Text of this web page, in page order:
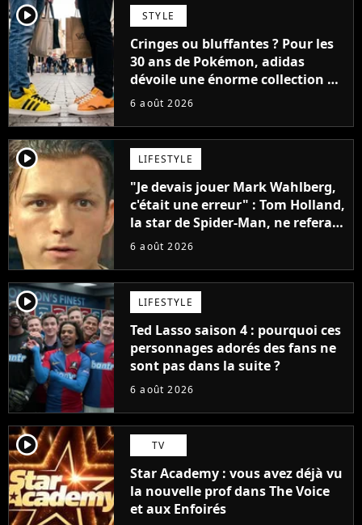
player2 STYLE
Cringes ou bluffantes ? Pour les
30 ans de Pokémon, adidas
dévoile une énorme collection de
sneakers et je ne sais pas quoi en
6 août 2026
player2 LIFESTYLE
"Je devais jouer Mark Wahlberg,
c'était une erreur" : Tom Holland,
la star de Spider-Man, ne referait
pas ce blockbuster
6 août 2026
player2 LIFESTYLE
Ted Lasso saison 4 : pourquoi ces
personnages adorés des fans ne
sont pas dans la suite ?
6 août 2026
player2 TV
Star Academy : vous avez déjà vu
la nouvelle prof dans The Voice
et aux Enfoirés